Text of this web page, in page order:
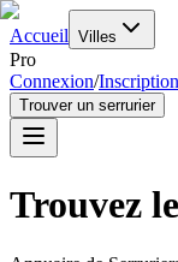
Accueil Villes
Pro
Connexion/Inscription
Trouver un serrurier
Trouvez